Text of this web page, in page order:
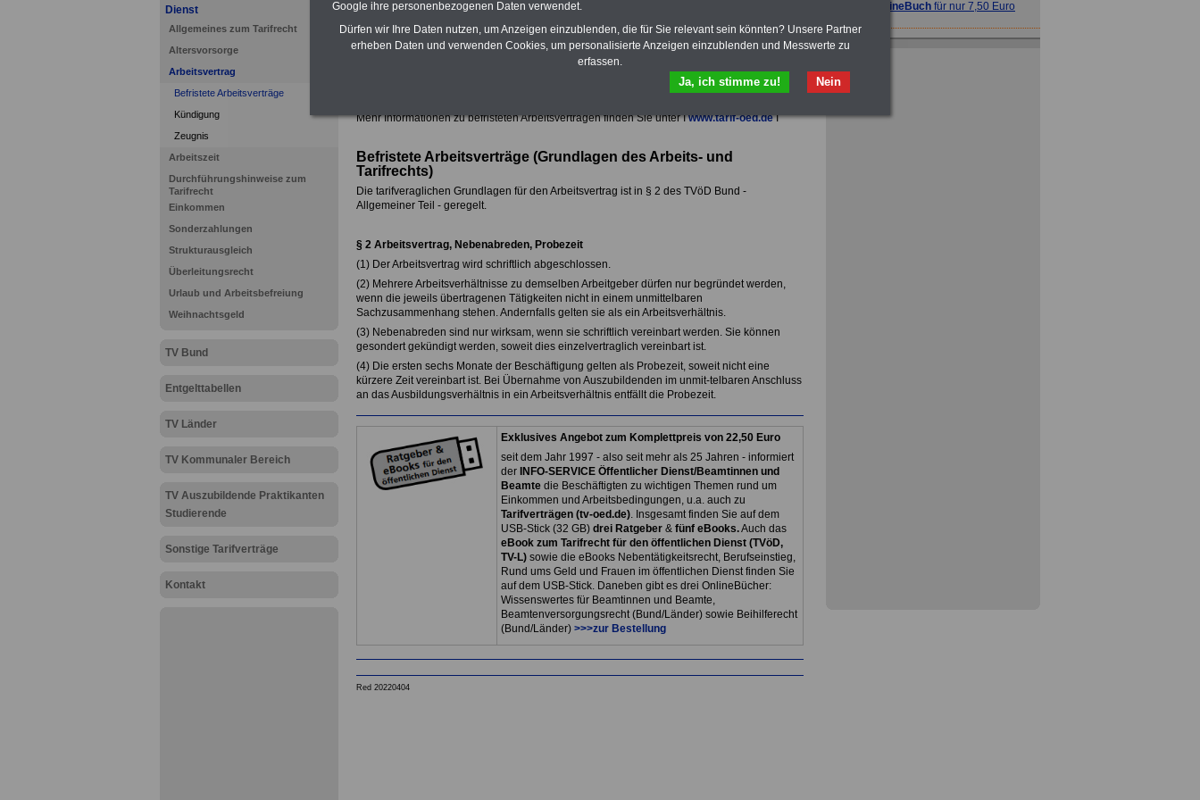
Dienst
Allgemeines zum Tarifrecht
Altersvorsorge
Arbeitsvertrag
Befristete Arbeitsverträge
Kündigung
Zeugnis
Arbeitszeit
Durchführungshinweise zum
Tarifrecht
Einkommen
Sonderzahlungen
Strukturausgleich
Überleitungsrecht
Urlaub und Arbeitsbefreiung
Weihnachtsgeld
TV Bund
Entgelttabellen
TV Länder
TV Kommunaler Bereich
TV Auszubildende Praktikanten
Studierende
Sonstige Tarifverträge
Kontakt
Dienst (TVöD, TV-L)sowie weitere
10 Bücher bzw. eBooks zum
ausdrucken.Mehr Infos
Mehr Informationen zu befristeten Arbeitsverträgen finden Sie unter Iwww.tarif-oed.deI
Befristete Arbeitsverträge (Grundlagen des Arbeits- und
Tarifrechts)
Die tarifveraglichen Grundlagen für den Arbeitsvertrag ist in § 2 des TVöD Bund -
Allgemeiner Teil - geregelt.
§ 2 Arbeitsvertrag, Nebenabreden, Probezeit
(1) Der Arbeitsvertrag wird schriftlich abgeschlossen.
(2) Mehrere Arbeitsverhältnisse zu demselben Arbeitgeber dürfen nur begründet werden,
wenn die jeweils übertragenen Tätigkeiten nicht in einem unmittelbaren
Sachzusammenhang stehen. Andernfalls gelten sie als ein Arbeitsverhältnis.
(3) Nebenabreden sind nur wirksam, wenn sie schriftlich vereinbart werden. Sie können
gesondert gekündigt werden, soweit dies einzelvertraglich vereinbart ist.
(4) Die ersten sechs Monate der Beschäftigung gelten als Probezeit, soweit nicht eine
kürzere Zeit vereinbart ist. Bei Übernahme von Auszubildenden im unmit-telbaren Anschluss
an das Ausbildungsverhältnis in ein Arbeitsverhältnis entfällt die Probezeit.
Exklusives Angebot zum Komplettpreis von 22,50 Euro
seit dem Jahr 1997 - also seit mehr als 25 Jahren - informiert
der INFO-SERVICE Öffentlicher Dienst/Beamtinnen und
Beamtedie Beschäftigten zu wichtigen Themen rund um
Einkommen und Arbeitsbedingungen, u.a. auch zu
Tarifverträgen (tv-oed.de). Insgesamt finden Sie auf dem
USB-Stick (32 GB) drei Ratgeber& fünf eBooks.Auch das
eBook zum Tarifrecht für den öffentlichen Dienst (TVöD,
TV-L)sowie die eBooks Nebentätigkeitsrecht, Berufseinstieg,
Rund ums Geld und Frauen im öffentlichen Dienst finden Sie
auf dem USB-Stick. Daneben gibt es drei OnlineBücher:
Wissenswertes für Beamtinnen und Beamte,
Beamtenversorgungsrecht (Bund/Länder) sowie Beihilferecht
(Bund/Länder) >>>zur Bestellung
Red 20220404
OnlineBuch für nur 7,50 Euro
Google ihre personenbezogenen Daten verwendet.
Dürfen wir Ihre Daten nutzen, um Anzeigen einzublenden, die für Sie relevant sein könnten? Unsere Partner
erheben Daten und verwenden Cookies, um personalisierte Anzeigen einzublenden und Messwerte zu
erfassen.
Nein
Ja, ich stimme zu!